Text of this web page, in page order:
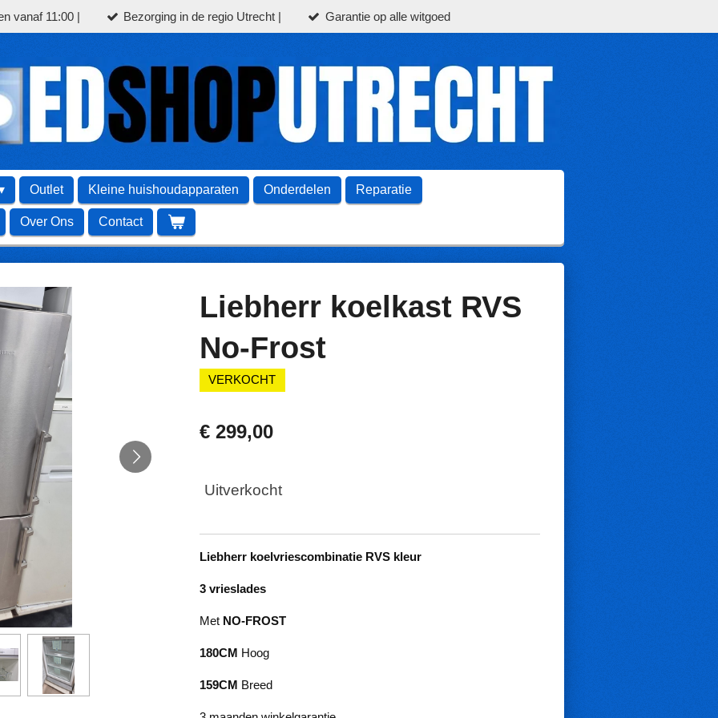
vanaf 11:00 | Bezorging in de regio Utrecht | Garantie op alle witgoed
Outlet Kleine huishoudapparaten Onderdelen Reparatie
Over Ons Contact
Liebherr koelkast RVS
No-Frost
VERKOCHT
€ 299,00
Uitverkocht
Liebherr koelvriescombinatie RVS kleur
3 vrieslades
Met NO-FROST
180CM Hoog
159CM Breed